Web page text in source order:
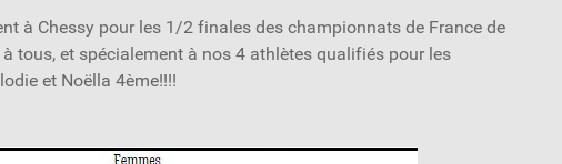
à Chessy pour les 1/2 finales des championnats de France de
tous, et spécialement à nos 4 athlètes qualifiés pour les
et Noëlla 4ème!!!!